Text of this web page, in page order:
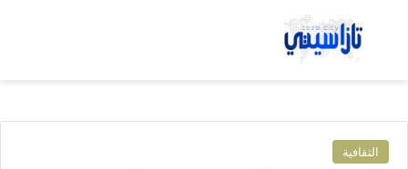
بحث عن
الثقافية